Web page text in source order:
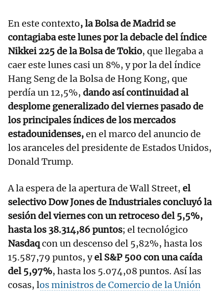
En este contexto, la Bolsa de Madrid se
contagiaba este lunes por la debacle del índice
Nikkei 225 de la Bolsa de Tokio, que llegaba a
caer este lunes casi un 8%, y por la del índice
Hang Seng de la Bolsa de Hong Kong, que
perdía un 12,5%, dando así continuidad al
desplome generalizado del viernes pasado de
los principales índices de los mercados
estadounidenses,en el marco del anuncio de
los aranceles del presidente de Estados Unidos,
Donald Trump.
A la espera de la apertura de Wall Street, el
selectivo Dow Jones de Industriales concluyó la
sesión del viernes con un retroceso del 5,5%,
hasta los 38.314,86 puntos; el tecnológico
Nasdaqcon un descenso del 5,82%, hasta los
15.587,79 puntos, yel S&P 500 con una caída
del 5,97%, hasta los 5.074,08 puntos. Así las
cosas, los ministros de Comercio de la Unión